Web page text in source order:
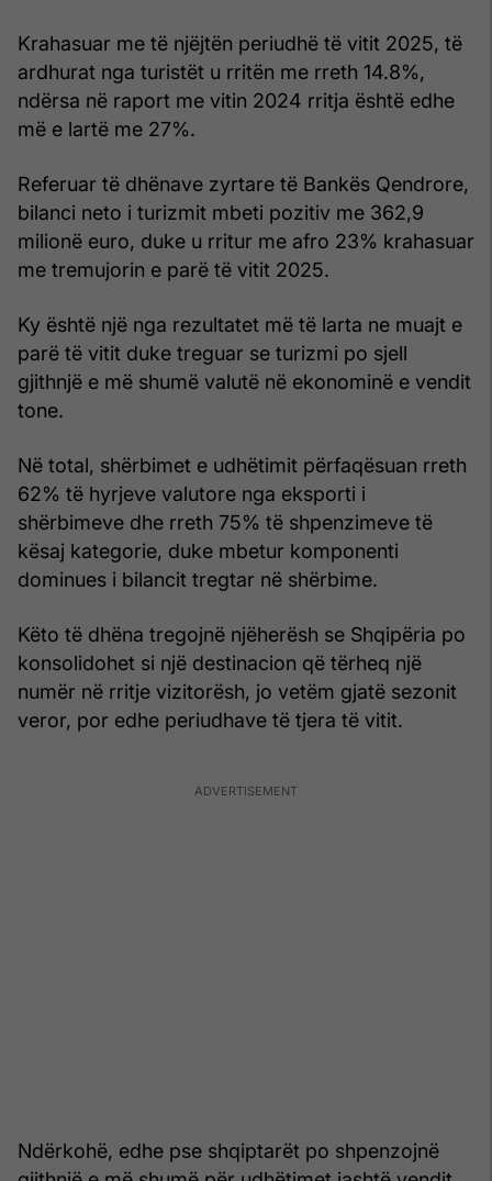
Krahasuar me të njëjtën periudhë të vitit 2025, të
ardhurat nga turistët u rritën me rreth 14.8%,
ndërsa në raport me vitin 2024 rritja është edhe
më e lartë me 27%.
Referuar të dhënave zyrtare të Bankës Qendrore,
bilanci neto i turizmit mbeti pozitiv me 362,9
milionë euro, duke u rritur me afro 23% krahasuar
me tremujorin e parë të vitit 2025.
Ky është një nga rezultatet më të larta ne muajt e
parë të vitit duke treguar se turizmi po sjell
gjithnjë e më shumë valutë në ekonominë e vendit
tone.
Në total, shërbimet e udhëtimit përfaqësuan rreth
62% të hyrjeve valutore nga eksporti i
shërbimeve dhe rreth 75% të shpenzimeve të
kësaj kategorie, duke mbetur komponenti
dominues i bilancit tregtar në shërbime.
Këto të dhëna tregojnë njëherësh se Shqipëria po
konsolidohet si një destinacion që tërheq një
numër në rritje vizitorësh, jo vetëm gjatë sezonit
veror, por edhe periudhave të tjera të vitit.
Ndërkohë, edhe pse shqiptarët po shpenzojnë